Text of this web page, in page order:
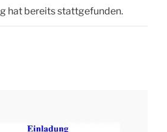
hat bereits stattgefunden.